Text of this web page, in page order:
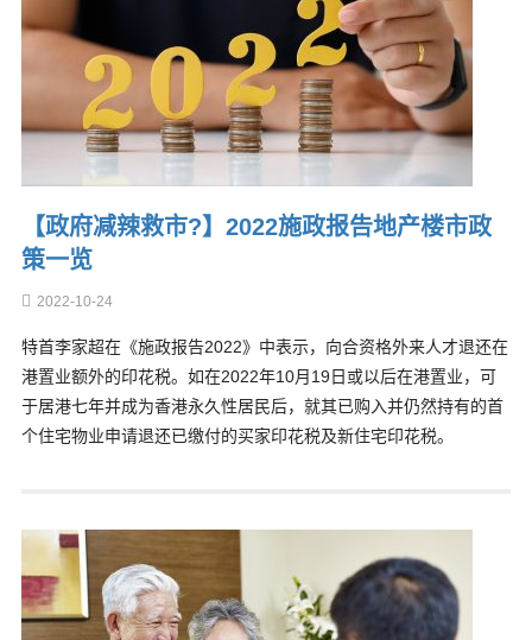
【政府减辣救市?】2022施政报告地产楼市政
策一览
2022-10-24
特首李家超在《施政报告2022》中表示，向合资格外来人才退还在
港置业额外的印花税。如在2022年10月19日或以后在港置业，可
于居港七年并成为香港永久性居民后，就其已购入并仍然持有的首
个住宅物业申请退还已缴付的买家印花税及新住宅印花税。